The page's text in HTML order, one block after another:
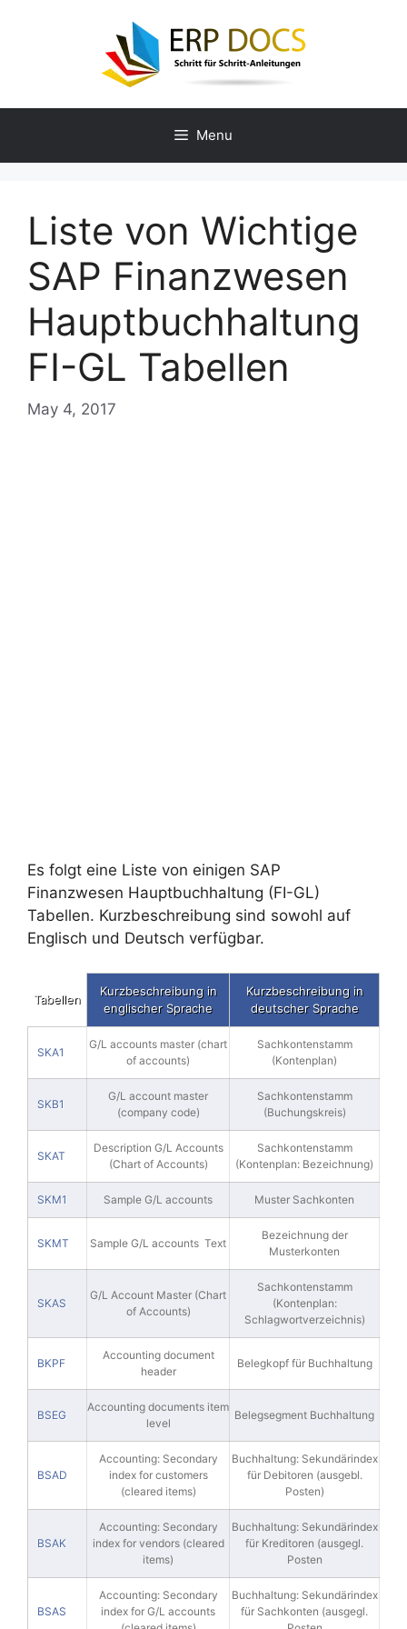
Menu
Liste von Wichtige
SAP Finanzwesen
Hauptbuchhaltung
FI-GL Tabellen
May 4, 2017
Es folgt eine Liste von einigen SAP
Finanzwesen Hauptbuchhaltung (FI-GL)
Tabellen. Kurzbeschreibung sind sowohl auf
Englisch und Deutsch verfügbar.
Tabellen
Kurzbeschreibung in
englischer Sprache
Kurzbeschreibung in
deutscher Sprache
SKA1
G/L accounts master (chart
of accounts)
Sachkontenstamm
(Kontenplan)
SKB1
G/L account master
(company code)
Sachkontenstamm
(Buchungskreis)
SKAT
Description G/L Accounts
(Chart of Accounts)
Sachkontenstamm
(Kontenplan: Bezeichnung)
SKM1 Sample G/L accounts Muster Sachkonten
SKMT Sample G/L accounts Text
Bezeichnung der
Musterkonten
SKAS
G/L Account Master (Chart
of Accounts)
Sachkontenstamm
(Kontenplan:
Schlagwortverzeichnis)
BKPF
Accounting document
header
Belegkopf für Buchhaltung
BSEG
Accounting documents item
level
Belegsegment Buchhaltung
BSAD
Accounting: Secondary
index for customers
(cleared items)
Buchhaltung: Sekundärindex
für Debitoren (ausgebl.
Posten)
BSAK
Accounting: Secondary
index for vendors (cleared
items)
Buchhaltung: Sekundärindex
für Kreditoren (ausgegl.
Posten
BSAS
Accounting: Secondary
index for G/L accounts
Buchhaltung: Sekundärindex
für Sachkonten (ausgegl.